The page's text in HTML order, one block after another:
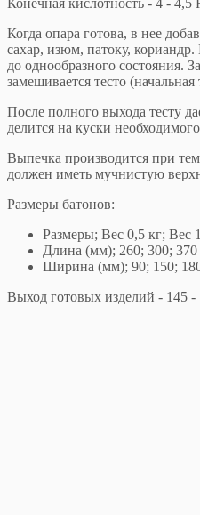
Конечная кислотность - 4 - 4,5
Когда опара готова, в нее
сахар, изюм, патоку,
до однообразного состояния.
замешивается тесто
После полного выхода тесту
делится на куски
Выпечка производится при
должен иметь мучнистую
Размеры батонов:
Размеры; Вес 0,5 кг; Вес
Длина (мм); 260; 300; 370
Ширина (мм); 90; 150;
Выход готовых изделий - 145 -